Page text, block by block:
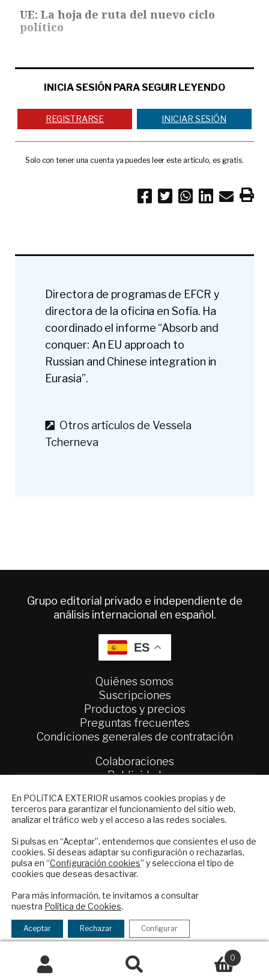
UE: La hoja de ruta del nuevo ciclo
político
INICIA SESIÓN PARA SEGUIR LEYENDO
REGISTRARSE INICIAR SESIÓN
Solo con tener una cuenta ya puedes leer este artículo, es gratis.
Directora de programas de EFCR y
directora de la oficina en Sofía. Ha
coordinado el informe “Absorb and
conquer: An EU approach to
Russian and Chinese integration in
Eurasia”.
Otros artículos de Vessela
Tcherneva
Grupo editorial privado e independiente de
análisis internacional en español.
ES
Quiénes somos
Suscripciones
Productos y precios
Preguntas frecuentes
Condiciones generales de contratación
Colaboraciones
Publicidad
Política Exterior
Informe Semanal de Política Exterior
Afkar/Ideas
© 2026 - Fundación Análisis de Política
Exterior. Todos los derechos reservados
Legal|Política de Privacidad y de Cookies
Buscar
0
Financiado por el Programa KIT Digital. Plan de
Recuperación, Transformación y Resiliencia de
España Next Generation EU.​​
En POLíTICA EXTERIOR usamos cookies propias y de
terceros para garantizar el funcionamiento del sitio web,
analizar el tráfico web y el acceso a las redes sociales.
Si pulsas en “Aceptar”, entendemos que consientes el uso de
cookies. Si deseas adaptar su configuración o rechazarlas,
pulsa en “Configuración cookies” y selecciona el tipo de
cookies que deseas desactivar.
Para más información, te invitamos a consultar
nuestra Política de Cookies.
Aceptar Rechazar Configurar
NEWSLETTER
Suscríbase a nuestro boletín electrónico y
reciba en su correo el mejor análisis
internacional en español.
Checkbox
acepto
la
política
de
política de privacidad